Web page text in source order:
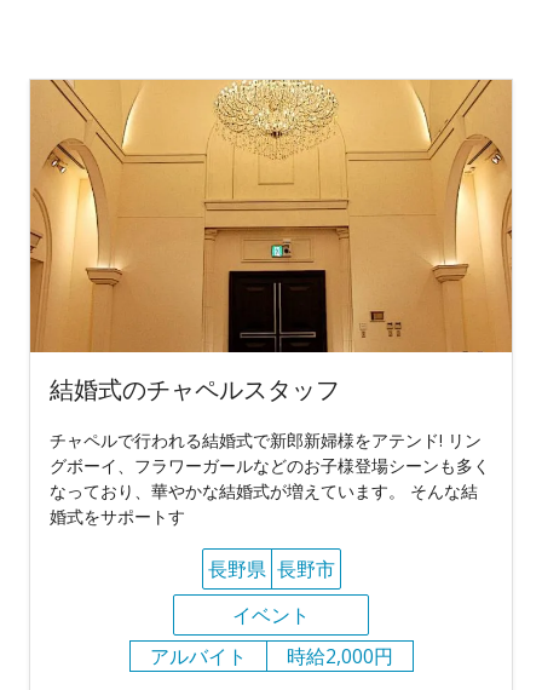
結婚式のチャペルスタッフ
チャペルで行われる結婚式で新郎新婦様をアテンド! リン
グボーイ、フラワーガールなどのお子様登場シーンも多く
なっており、華やかな結婚式が増えています。 そんな結
婚式をサポートす
長野県 長野市
イベント
アルバイト
時給2,000円